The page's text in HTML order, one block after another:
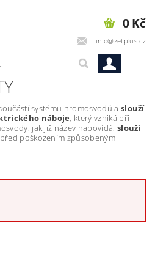
info@zetplus.cz
0 Kč
systému hromosvodů a slouží
náboje, který vzniká při
jak již název napovídá, slouží
poškozením způsobeným